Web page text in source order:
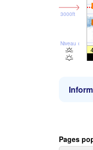
Niveau de la
3000ft
Pages